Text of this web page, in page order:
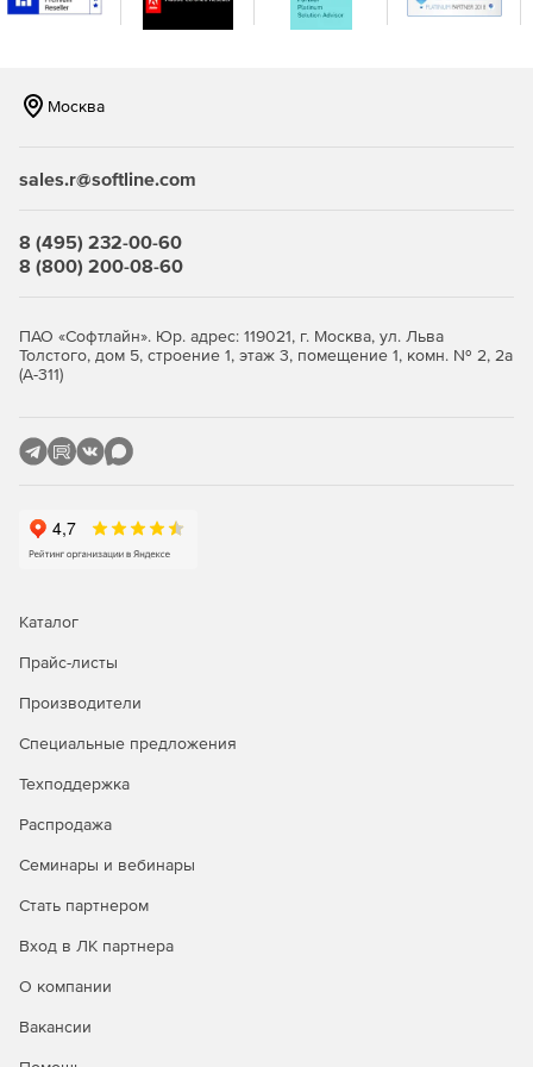
просмотра HTML – Robin HTML Viewer, собственный
совместно работать с «Антивирусом Касперского». В
успешно борется с вредоносными кодами,
Фильтрация.Встроенный сортировщик писем
автоматически распределяет входящую, исходящую,
соответствующим папкам.
запускать внешние приложения, добавлять адресатов
в адресную книгу, экспортировать или архивировать
многое другое.
Использование шаблонов.
письма, ответа или пересылки. Быстрые шаблоны
рабочее время, вставляя в письмо заранее
шаблонов для писем-ответов.
содержит функцию формирования списка рассылки,
удалять себя.
определенной папкой и защищает его от случайного
Резервное копирование.
Москва
sales.r@softline.com
8 (495) 232-00-60
8 (800) 200-08-60
ПАО «Софтлайн». Юр. адрес: 119021, г. Москва, ул. Льва
Толстого, дом 5, строение 1, этаж 3, помещение 1, комн. № 2, 2а
(А-311)
Каталог
Прайс-листы
Производители
Специальные предложения
Техподдержка
Распродажа
Семинары и вебинары
Стать партнером
Вход в ЛК партнера
О компании
Вакансии